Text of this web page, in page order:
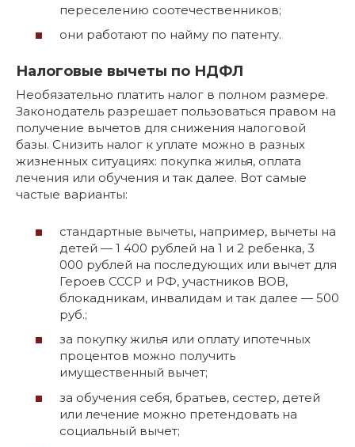
переселению соотечественников;
они работают по найму по патенту.
Налоговые вычеты по НДФЛ
Необязательно платить налог в полном размере.
Законодатель разрешает пользоваться правом на
получение вычетов для снижения налоговой
базы. Снизить налог к уплате можно в разных
жизненных ситуациях: покупка жилья, оплата
лечения или обучения и так далее. Вот самые
частые варианты:
стандартные вычеты, например, вычеты на
детей — 1 400 рублей на 1 и 2 ребенка, 3
000 рублей на последующих или вычет для
Героев СССР и РФ, участников ВОВ,
блокадникам, инвалидам и так далее — 500
руб.;
за покупку жилья или оплату ипотечных
процентов можно получить
имущественный вычет;
за обучения себя, братьев, сестер, детей
или лечение можно претендовать на
социальный вычет;